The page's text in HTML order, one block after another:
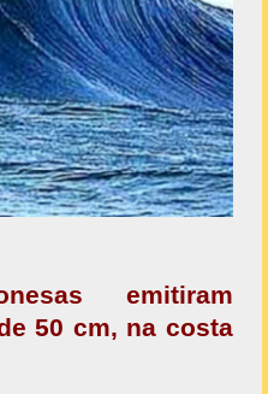
emitiram
50 cm, na costa